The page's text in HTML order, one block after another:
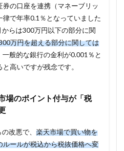
の口座を連携（マネーブリッ
で年率0.1％となっていました
らは300万円以下の部分に関
万円を超える部分に関しては
一般的な銀行の金利が0.001％と
高いですが残念です。
のポイント付与が「税
改悪で、 楽天市場で買い物を
ールが税込から税抜価格へ変